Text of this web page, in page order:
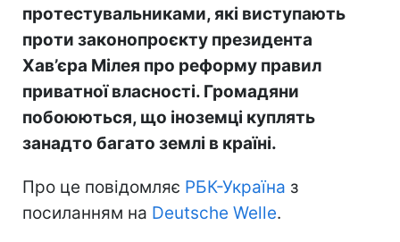
протестувальниками, які виступають
проти законопроєкту президента
Хав’єра Мілея про реформу правил
приватної власності. Громадяни
побоюються, що іноземці куплять
занадто багато землі в країні.
Про це повідомляє РБК-Україна з
посиланням на Deutsche Welle.